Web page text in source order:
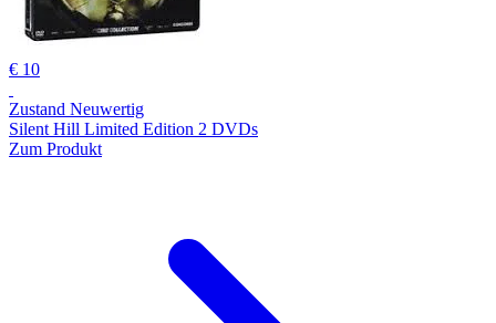
€ 10
Zustand Neuwertig
Silent Hill Limited Edition 2 DVDs
Zum Produkt